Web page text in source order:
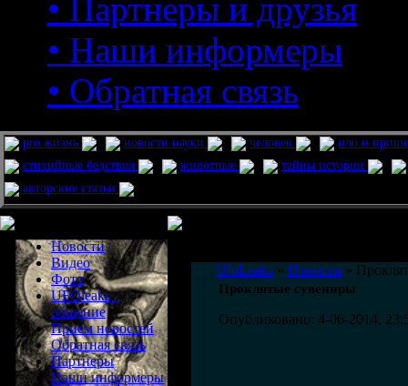
• Партнеры и друзья
• Наши информеры
• Обратная связь
pro жизнь новости науки человек
нло и
стихийные бедствия
животные
тайны истории
авторские статьи
Новости
Видео
Фото
UFOleaks -
общение
Прием новостей
Обратная связь
Партнеры
Наши информеры
UfoLeaks » Новости »
Проклятые сувениры
Опубликовано: 4-06-2014,